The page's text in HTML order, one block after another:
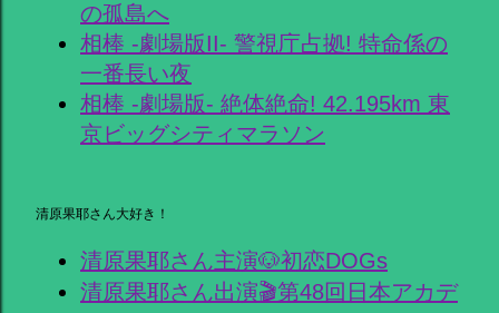
の孤島へ
相棒 -劇場版II- 警視庁占拠! 特命係の
一番長い夜
相棒 -劇場版- 絶体絶命! 42.195km 東
京ビッグシティマラソン
清原果耶さん大好き！
清原果耶さん主演🐶初恋DOGs
清原果耶さん出演🎬第48回日本アカデ